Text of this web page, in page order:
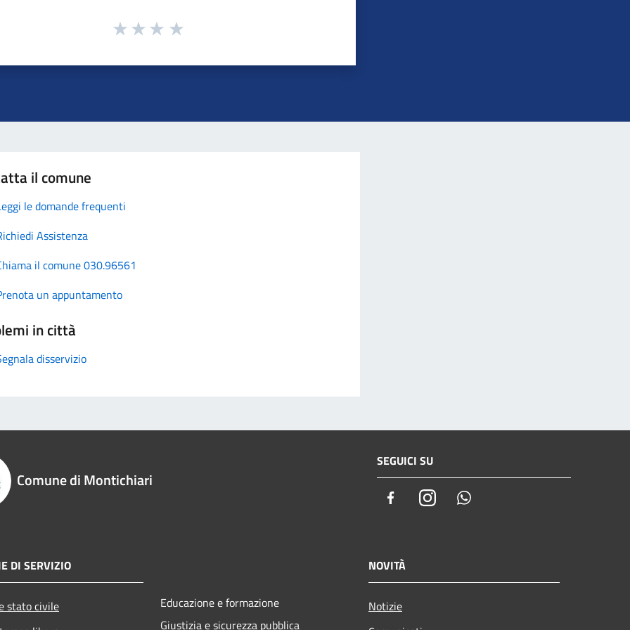
il comune
le domande frequenti
Assistenza
il comune 030.96561
un appuntamento
in città
disservizio
Comune di Montichiari
SEGUICI SU
FacebookInstagram
DI SERVIZIO
stato civile
Educazione e formazione
Giustizia e sicurezza pubblica
NOVITÀ
Notizie